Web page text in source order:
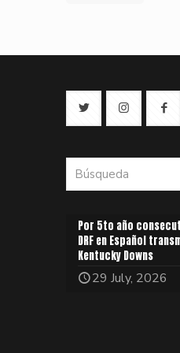
Por 5to año
DRF en Español
Kentucky Downs
29 July, 2026